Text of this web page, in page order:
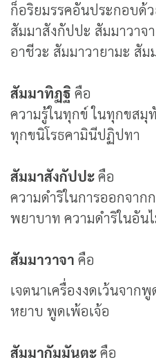
ก็อริยมรรคอันประกอบด้
สัมมาสังกัปปะ สัมมาวาจ
อาชีวะ สัมมาวายามะ สัม
สัมมาทิฏฐิ คือ
ความรู้ในทุกข์ ในทุกขสมุ
ทุกขนิโรธคามินีปฏิปทา
สัมมาสังกัปปะคือ
ความดำริในการออกจาก
พยาบาท ความดำริในอัน
สัมมาวาจา คือ
เจตนาเครื่องงดเว้นจาก
หยาบ พูดเพ้อเจ้อ
สัมมากัมมันตะคือ